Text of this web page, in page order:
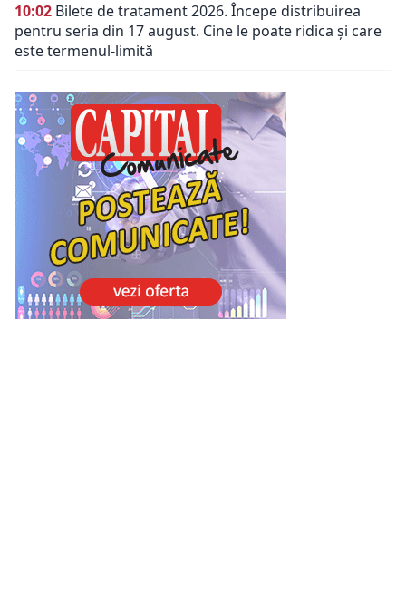
10:02 Bilete de tratament 2026. Începe distribuirea
pentru seria din 17 august. Cine le poate ridica și care
este termenul-limită